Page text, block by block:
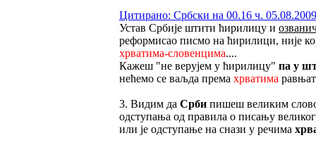
Цитирано: Србски на 00.16 ч.
Устав Србије штити ћирилицу и
реформисао писмо на ћирилици, није
хрватима-словенцима....
Кажеш "не верујем у ћирилицу" па у
нећемо се ваљда према хрватима
3. Видим да Срби пишеш великим
одступања од правила о писању
или је одступање на снази у речима